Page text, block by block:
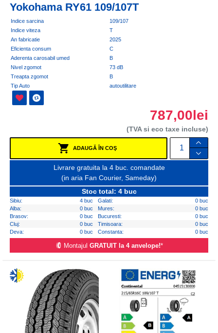
Yokohama RY61 109/107T
Indice sarcina
109/107
Indice viteza
T
An fabricatie
2025
Eficienta consum
C
Aderenta carosabil umed
B
Nivel zgomot
73 dB
Treapta zgomot
B
Tip Auto
autoutilitare
787,00lei
(TVA si eco taxe incluse)
ADAUGĂ ÎN COŞ
Livrare gratuita la 4 buc. comandate
(in aria Fan Courier, Sameday)
Stoc total: 4 buc
Sibiu: 4 buc Galati:
0 buc
Alba:
0 buc Mures:
0 buc
Brasov:
0 buc Bucuresti:
0 buc
Cluj:
0 buc Timisoara:
0 buc
Deva:
0 buc Constanta: 0 buc
Montajul GRATUIT la 4 anvelope!*